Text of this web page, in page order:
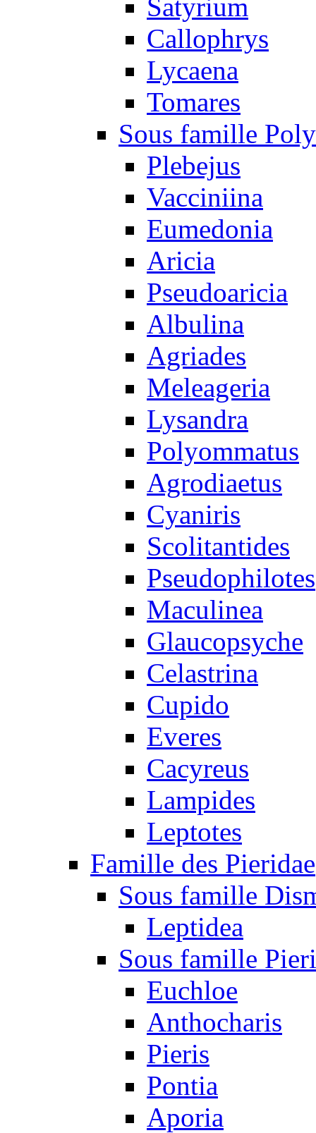
Satyrium
Callophrys
Lycaena
Tomares
Sous famille
Plebejus
Vacciniina
Eumedonia
Aricia
Pseudoaricia
Albulina
Agriades
Meleageria
Lysandra
Polyommatus
Agrodiaetus
Cyaniris
Scolitantides
Pseudophilotes
Maculinea
Glaucopsyche
Celastrina
Cupido
Everes
Cacyreus
Lampides
Leptotes
Famille des Pieridae
Sous famille
Leptidea
Sous famille
Euchloe
Anthocharis
Pieris
Pontia
Aporia